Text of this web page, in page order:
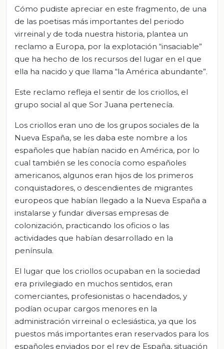
Cómo pudiste apreciar en este fragmento, de una
de las poetisas más importantes del periodo
virreinal y de toda nuestra historia, plantea un
reclamo a Europa, por la explotación “insaciable”
que ha hecho de los recursos del lugar en el que
ella ha nacido y que llama “la América abundante”.
Este reclamo refleja el sentir de los criollos, el
grupo social al que Sor Juana pertenecía.
Los criollos eran uno de los grupos sociales de la
Nueva España, se les daba este nombre a los
españoles que habían nacido en América, por lo
cual también se les conocía como españoles
americanos, algunos eran hijos de los primeros
conquistadores, o descendientes de migrantes
europeos que habían llegado a la Nueva España a
instalarse y fundar diversas empresas de
colonización, practicando los oficios o las
actividades que habían desarrollado en la
península.
El lugar que los criollos ocupaban en la sociedad
era privilegiado en muchos sentidos, eran
comerciantes, profesionistas o hacendados, y
podían ocupar cargos menores en la
administración virreinal o eclesiástica, ya que los
puestos más importantes eran reservados para los
españoles enviados por el rey de España, situación